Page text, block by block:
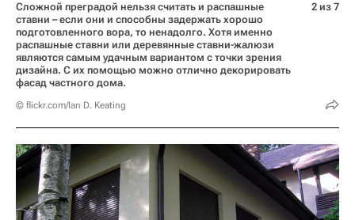
Сложной преградой нельзя считать и распашные
ставни – если они и способны задержать хорошо
подготовленного вора, то ненадолго. Хотя именно
распашные ставни или деревянные ставни-жалюзи
являются самым удачным вариантом с точки зрения
дизайна. С их помощью можно отлично декорировать
фасад частного дома.
© flickr.com/Ian D. Keating
2 из 7